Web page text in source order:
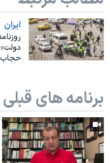
نرگس محمدی برنده جایزه
همایش محافظه‌کاران آمریکا
صفحه‌های ویژه
ايران
برنامه های قبلی